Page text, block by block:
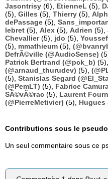
Jasontrisy (6), EtienneL (5),
(5), Gilles (5), Thierry (5),
dePassage (5),
lebret (5), Alex (5), Adrien (5),
Chevallier(5), jdo (5), Youssef
(5), mmathieum (5),
DefrÃ©ville (@AudioSense)
Patrick Bertrand (@pck_b) (5),
(@arnaud_thurudev) (5),
(5), Stanislas Segard
(@PemLT) (5), Fabrice
SÃ©vÃ©rac (5), Laurent
(@PierreMetivier) (5), Hugues
Contributions sous le pseudo
Un seul commentaire sous ce